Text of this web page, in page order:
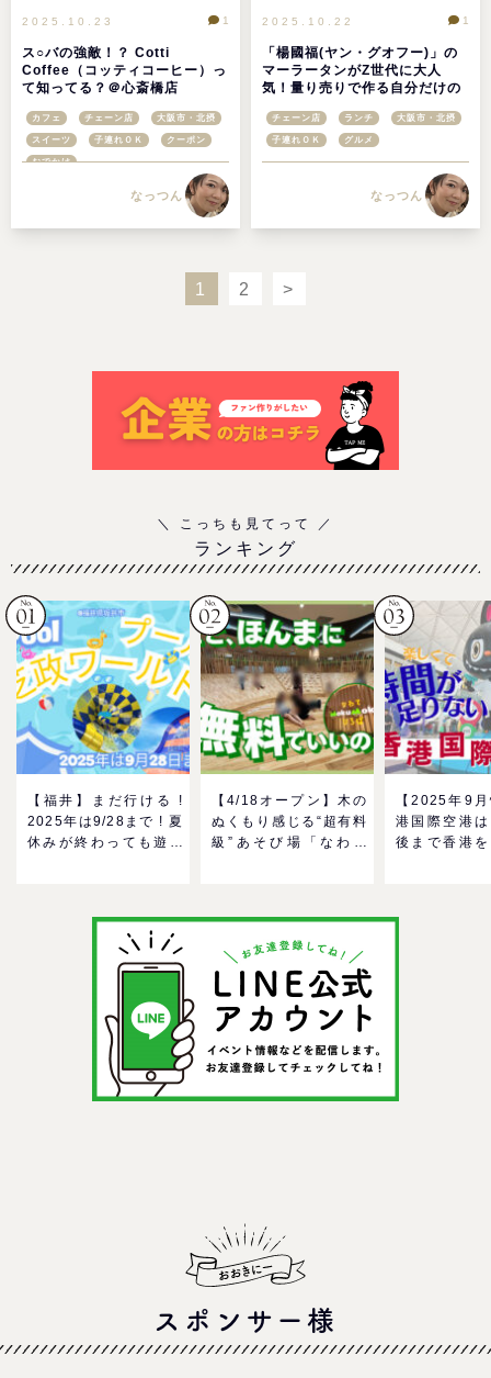
2025.10.23
ス○バの強敵！？ Cotti
Coffee（コッティコーヒー）っ
て知ってる？＠心斎橋店
1
カフェ チェーン店 大阪市・北摂
スイーツ 子連れＯＫ クーポン
おでかけ
なっつん
2025.10.22
「楊國福(ヤン・グオフー)」の
マーラータンがZ世代に大人
気！量り売りで作る自分だけの
1
チェーン店 ランチ 大阪市・北摂
子連れＯＫ グルメ
なっつん
1 2 >
ランキング
【福井】まだ行ける !
2025年は9/28まで ! 夏
休みが終わっても遊べ
【4/18オープン】木の
ぬくもり感じる“超有料
級”あそび場「なわて
＠イオンモール四條畷
【2025年9
港国際空港
後まで香港
スポンサー様